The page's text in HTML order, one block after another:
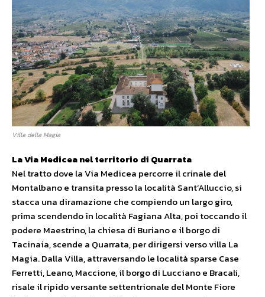
Villa della Magia
La Via Medicea nel territorio di Quarrata
Nel tratto dove la Via Medicea percorre il crinale del
Montalbano e transita presso la località Sant’Alluccio, si
stacca una diramazione che compiendo un largo giro,
prima scendendo in località Fagiana Alta, poi toccando il
podere Maestrino, la chiesa di Buriano e il borgo di
Tacinaia, scende a Quarrata, per dirigersi verso villa La
Magia. Dalla Villa, attraversando le località sparse Case
Ferretti, Leano, Maccione, il borgo di Lucciano e Bracali,
risale il ripido versante settentrionale del Monte Fiore